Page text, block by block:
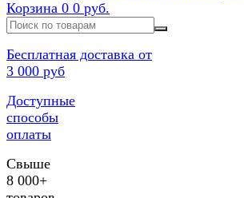
Корзина 0 0 руб.
Бесплатная доставка от
3 000 руб
Доступные
способы
оплаты
Свыше
8 000+